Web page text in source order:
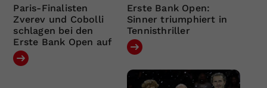
Paris-Finalisten
Zverev und Cobolli
schlagen bei den
Erste Bank Open auf
Erste Bank Open:
Sinner triumphiert in
Tennisthriller